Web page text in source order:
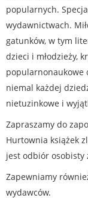
popularnych.
wydawnictwach.
gatunków, w tym
dzieci i młodzieży,
popularnonaukowe
niemal każdej
nietuzinkowe i
Zapraszamy do
Hurtownia książek
jest odbiór osobisty
Zapewniamy
wydawców.